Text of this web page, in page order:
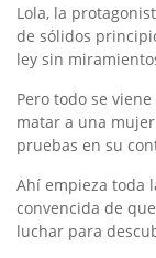
Lola, la
de sólidos
ley sin
Pero todo se
matar a una
pruebas en su
Ahí empieza toda
convencida de
luchar para